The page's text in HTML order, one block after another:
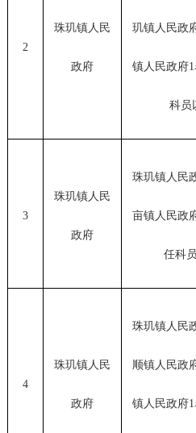
2
珠玑镇人民
政府
玑镇人民政
镇人民政府
科员
3
珠玑镇人民
政府
珠玑镇人民
亩镇人民政
任科
4
珠玑镇人民
政府
珠玑镇人民
顺镇人民政
镇人民政府